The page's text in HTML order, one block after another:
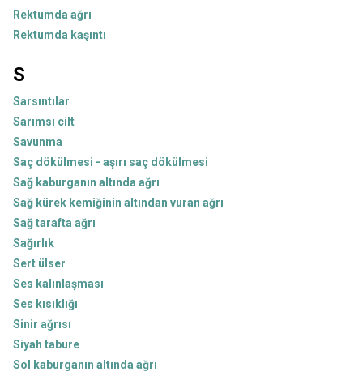
Rektumda ağrı
Rektumda kaşıntı
S
Sarsıntılar
Sarımsı cilt
Savunma
Saç dökülmesi - aşırı saç dökülmesi
Sağ kaburganın altında ağrı
Sağ kürek kemiğinin altından vuran ağrı
Sağ tarafta ağrı
Sağırlık
Sert ülser
Ses kalınlaşması
Ses kısıklığı
Sinir ağrısı
Siyah tabure
Sol kaburganın altında ağrı